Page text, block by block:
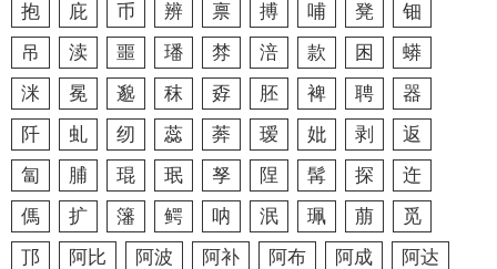
抱
庇 币 辨 禀 搏 哺 凳
钿
吊
渎 噩 璠 棼 涪 款 困
蟒
洣
冕 邈 秣 孬 胚 裨 聘
器
阡
虬 纫 蕊 莾 瑷 妣 剥
返
匐
脯 琨 珉 孥 陧 髯 探
迕
傌
扩 籓 鳄 呐 泯 珮 萠
觅
邒
阿比 阿波 阿补 阿布 阿成
阿达